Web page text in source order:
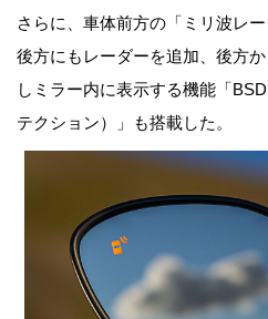
さらに、車体前方の「ミリ波レ
後方にもレーダーを追加、後方
しミラー内に表示する機能「
テクション）」も搭載した。